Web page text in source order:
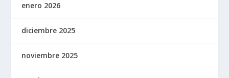
enero 2026
diciembre 2025
noviembre 2025